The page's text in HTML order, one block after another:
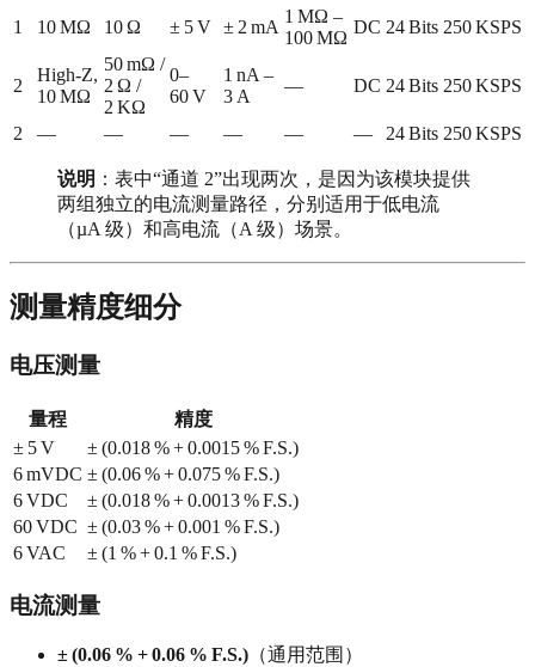
1 10 MΩ 10 Ω ± 5 V ± 2 mA
1 MΩ –
100 MΩ
DC 24 Bits 250 KSPS
2
High‑Z,
10 MΩ
50 mΩ /
2 Ω /
2 KΩ
0–
60 V
1 nA –
3 A
— DC 24 Bits 250 KSPS
2 — — — — — — 24 Bits 250 KSPS
说明 ：表中“通道 2”出现两次，是因为该模块提供
两组独立的电流测量路径，分别适用于低电流
（µA 级）和高电流（A 级）场景。
测量精度细分
电压测量
量程
精度
± 5 V
± (0.018 % + 0.0015 % F.S.)
6 mVDC ± (0.06 % + 0.075 % F.S.)
6 VDC
± (0.018 % + 0.0013 % F.S.)
60 VDC ± (0.03 % + 0.001 % F.S.)
6 VAC
± (1 % + 0.1 % F.S.)
电流测量
± (0.06 % + 0.06 % F.S.) （通用范围）